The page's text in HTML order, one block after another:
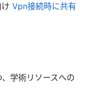
Vpn接続時に共有
学術リソースへの